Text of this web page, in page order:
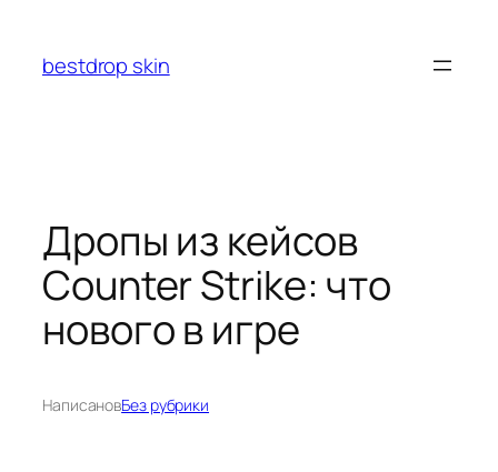
содержимому
bestdrop skin
Дропы из кейсов
Counter Strike: что
нового в игре
НаписановБез рубрики